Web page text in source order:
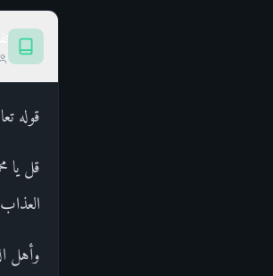
قوله
قل يا
وأهل